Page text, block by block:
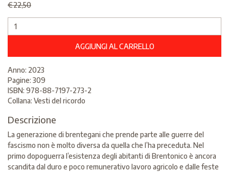
€22,50
AGGIUNGI AL CARRELLO
Anno: 2023
Pagine: 309
ISBN: 978-88-7197-273-2
Collana: Vesti del ricordo
Descrizione
La generazione di brentegani che prende parte alle guerre del
fascismo non è molto diversa da quella che l’ha preceduta. Nel
primo dopoguerra l’esistenza degli abitanti di Brentonico è ancora
scandita dal duro e poco remunerativo lavoro agricolo e dalle feste